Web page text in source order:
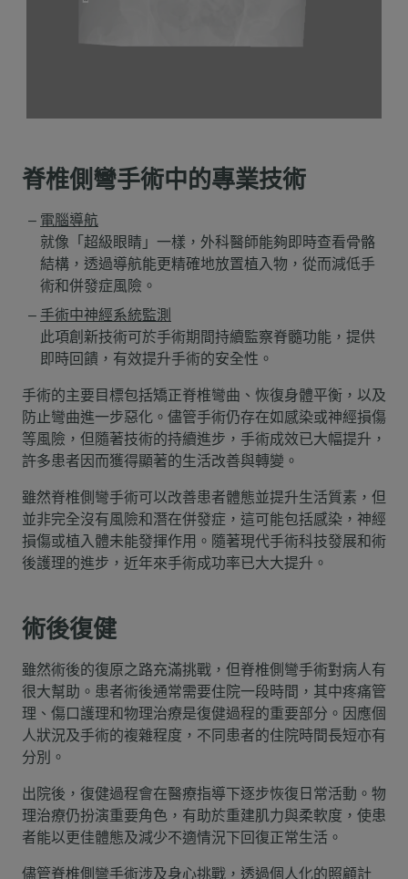
脊椎側彎手術中的專業技術
電腦導航
就像「超級眼睛」一樣，外科醫師能夠即時查看骨骼
結構，透過導航能更精確地放置植入物，從而減低手
術和併發症風險。
手術中神經系統監測
此項創新技術可於手術期間持續監察脊髓功能，提供
即時回饋，有效提升手術的安全性。
手術的主要目標包括矯正脊椎彎曲、恢復身體平衡，以及
防止彎曲進一步惡化。儘管手術仍存在如感染或神經損傷
等風險，但隨著技術的持續進步，手術成效已大幅提升，
許多患者因而獲得顯著的生活改善與轉變。
雖然脊椎側彎手術可以改善患者體態並提升生活質素，但
並非完全沒有風險和潛在併發症，這可能包括感染，神經
損傷或植入體未能發揮作用。隨著現代手術科技發展和術
後護理的進步，近年來手術成功率已大大提升。
術後復健
雖然術後的復原之路充滿挑戰，但脊椎側彎手術對病人有
很大幫助。患者術後通常需要住院一段時間，其中疼痛管
理、傷口護理和物理治療是復健過程的重要部分。因應個
人狀況及手術的複雜程度，不同患者的住院時間長短亦有
分別。
出院後，復健過程會在醫療指導下逐步恢復日常活動。物
理治療仍扮演重要角色，有助於重建肌力與柔軟度，使患
者能以更佳體態及減少不適情況下回復正常生活。
儘管脊椎側彎手術涉及身心挑戰，透過個人化的照顧計